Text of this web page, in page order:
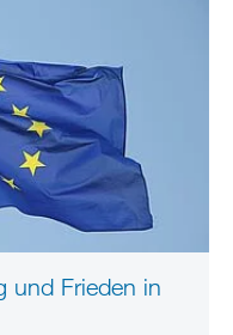
und Frieden in